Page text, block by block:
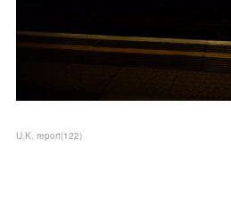
U.K. report(122)